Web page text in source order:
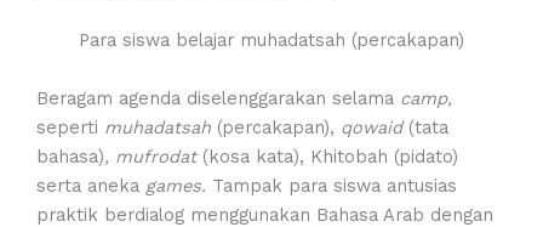
Para siswa belajar muhadatsah (percakapan)
Beragam agenda diselenggarakan selama camp,
seperti muhadatsah (percakapan), qowaid (tata
bahasa), mufrodat(kosa kata), Khitobah (pidato)
serta aneka games. Tampak para siswa antusias
praktik berdialog menggunakan Bahasa Arab dengan